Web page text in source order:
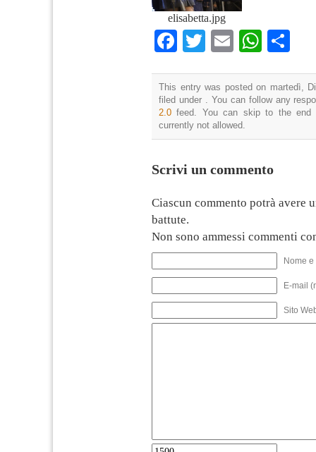
elisabetta.jpg
Facebook
TwitterEmail
This entry was posted on martedì,
filed under . You can follow any
2.0 feed. You can skip to the end
currently not allowed.
Scrivi un commento
Ciascun commento potrà avere
battute.
Non sono ammessi commenti
Nome
E-mail
Sito